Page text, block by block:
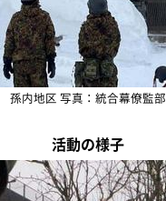
孫内地区 写真：統合幕僚監部
活動の様子